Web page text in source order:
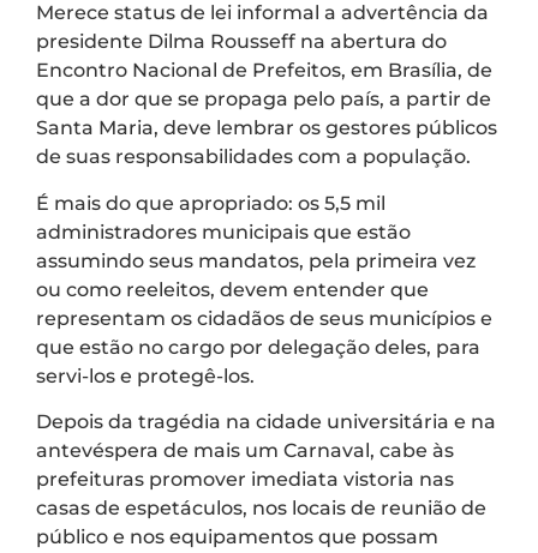
Merece status de lei informal a advertência da
presidente Dilma Rousseff na abertura do
Encontro Nacional de Prefeitos, em Brasília, de
que a dor que se propaga pelo país, a partir de
Santa Maria, deve lembrar os gestores públicos
de suas responsabilidades com a população.
É mais do que apropriado: os 5,5 mil
administradores municipais que estão
assumindo seus mandatos, pela primeira vez
ou como reeleitos, devem entender que
representam os cidadãos de seus municípios e
que estão no cargo por delegação deles, para
servi-los e protegê-los.
Depois da tragédia na cidade universitária e na
antevéspera de mais um Carnaval, cabe às
prefeituras promover imediata vistoria nas
casas de espetáculos, nos locais de reunião de
público e nos equipamentos que possam